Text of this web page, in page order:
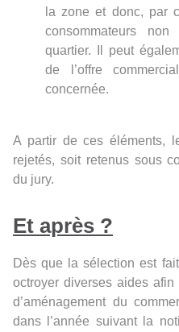
la zone et donc, par
consommateurs
quartier. Il peut
de l’offre
concernée.
A partir de ces éléments,
rejetés, soit retenus sous
du jury.
Et après ?
Dès que la sélection est
octroyer diverses aides
d’aménagement du
dans l’année suivant la